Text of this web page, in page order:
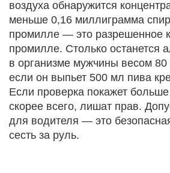
воздуха обнаружится
меньше 0,16 миллиграмма
промилле — это разрешенное
промилле. Столько останется
в организме мужчины весом 80
если он выпьет 500 мл пива
Если проверка покажет
скорее всего, лишат прав.
для водителя — это
сесть за руль.